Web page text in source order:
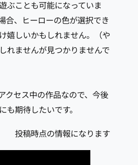
ぶことも可能になっていま
合、ヒーローの色が選択でき
嬉しいかもしれません。（や
れませんが見つかりませんで
クセス中の作品なので、今後
も期待したいです。
投稿時点の情報になります